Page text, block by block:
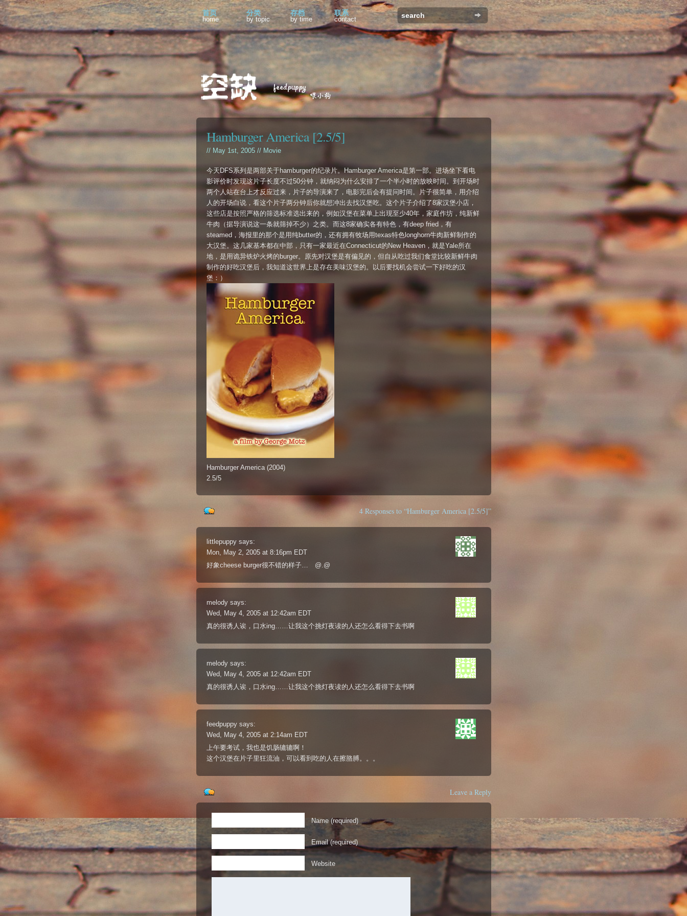
首页
home
分类
by topic
存档
by time
联系
contact
Hamburger America [2.5/5]
// May 1st, 2005 // Movie
今天DFS系列是两部关于hamburger的纪录片。Hamburger America是第一部。进场坐下看电
影评价时发现这片子长度不过50分钟，就纳闷为什么安排了一个半小时的放映时间。到开场时
两个人站在台上才反应过来，片子的导演来了，电影完后会有提问时间。片子很简单，用介绍
人的开场白说，看这个片子两分钟后你就想冲出去找汉堡吃。这个片子介绍了8家汉堡小店，
这些店是按照严格的筛选标准选出来的，例如汉堡在菜单上出现至少40年，家庭作坊，纯新鲜
牛肉（据导演说这一条就筛掉不少）之类。而这8家确实各有特色，有deep fried，有
steamed，海报里的那个是用纯butter的，还有拥有牧场用texas特色longhorn牛肉新鲜制作的
大汉堡。这几家基本都在中部，只有一家最近在Connecticut的New Heaven，就是Yale所在
地，是用诡异铁炉火烤的burger。原先对汉堡是有偏见的，但自从吃过我们食堂比较新鲜牛肉
制作的好吃汉堡后，我知道这世界上是存在美味汉堡的。以后要找机会尝试一下好吃的汉
堡：）
Hamburger America (2004)
2.5/5
4 Responses to “Hamburger America [2.5/5]”
littlepuppy says:
Mon, May 2, 2005 at 8:16pm EDT
好象cheese burger很不错的样子… @.@
melody says:
Wed, May 4, 2005 at 12:42am EDT
真的很诱人诶，口水ing……让我这个挑灯夜读的人还怎么看得下去书啊
melody says:
Wed, May 4, 2005 at 12:42am EDT
真的很诱人诶，口水ing……让我这个挑灯夜读的人还怎么看得下去书啊
feedpuppy says:
Wed, May 4, 2005 at 2:14am EDT
上午要考试，我也是饥肠辘辘啊！
这个汉堡在片子里狂流油，可以看到吃的人在擦胳膊。。。
Leave a Reply
Name (required)
Email (required)
Website